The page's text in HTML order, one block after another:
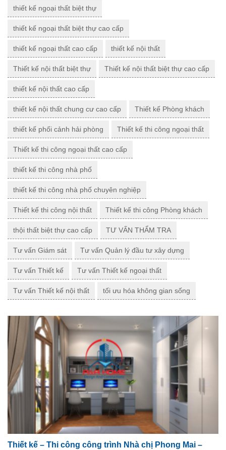
thiết kế ngoại thất biệt thự
thiết kế ngoại thất biệt thự cao cấp
thiết kế ngoại thất cao cấp thiết kế nội thất
Thiết kế nội thất biệt thự Thiết kế nội thất biệt thự cao cấp
thiết kế nội thất cao cấp
thiết kế nội thất chung cư cao cấp Thiết kế Phòng khách
thiết kế phối cảnh hải phòng Thiết kế thi công ngoại thất
Thiết kế thi công ngoại thất cao cấp
thiết kế thi công nhà phố
thiết kế thi công nhà phố chuyên nghiệp
Thiết kế thi công nội thất Thiết kế thi công Phòng khách
thội thất biệt thự cao cấp TƯ VẤN THẨM TRA
Tư vấn Giám sát Tư vấn Quản lý đầu tư xây dựng
Tư vấn Thiết kế Tư vấn Thiết kế ngoại thất
Tư vấn Thiết kế nội thất tối ưu hóa không gian sống
Thiết kế – Thi công công trình Nhà chị Phong Mai –